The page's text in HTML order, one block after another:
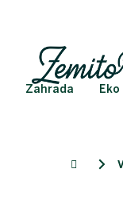
Zahrada
Domů